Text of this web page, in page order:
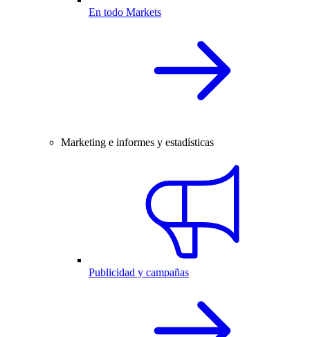
En todo Markets
Marketing e informes y estadísticas
Publicidad y campañas